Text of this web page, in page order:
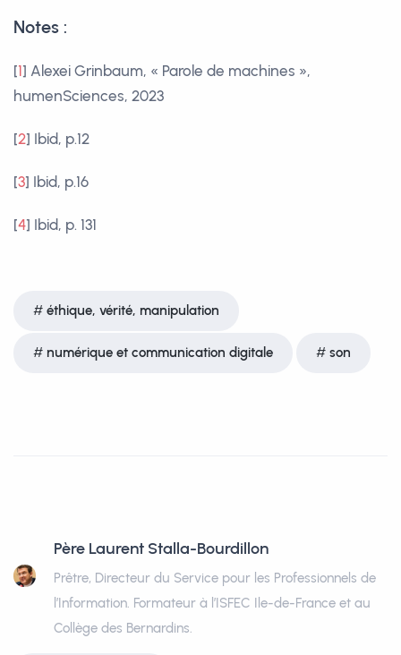
Notes :
[1] Alexei Grinbaum, « Parole de machines »,
humenSciences, 2023
[2] Ibid, p.12
[3] Ibid, p.16
[4] Ibid, p. 131
éthique, vérité, manipulation
numérique et communication digitale son
Père Laurent Stalla-Bourdillon
Prêtre, Directeur du Service pour les Professionnels de
l’Information. Formateur à l’ISFEC Ile-de-France et au
Collège des Bernardins.